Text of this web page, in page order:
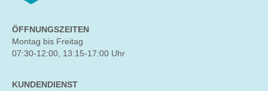
ÖFFNUNGSZEITEN
Montag bis Freitag
07:30-12:00, 13:15-17:00 Uhr
KUNDENDIENST